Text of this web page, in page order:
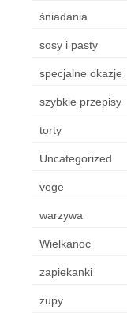
śniadania
sosy i pasty
specjalne okazje
szybkie przepisy
torty
Uncategorized
vege
warzywa
Wielkanoc
zapiekanki
zupy